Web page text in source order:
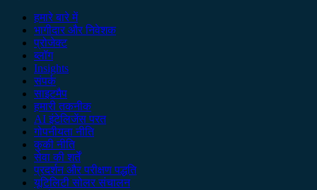
हमारे बारे में
भागीदार और निवेशक
प्रोजेक्ट
ब्लॉग
Insights
संपर्क
साइटमैप
हमारी तकनीक
AI इंटेलिजेंस परत
गोपनीयता नीति
कुकी नीति
सेवा की शर्तें
प्रदर्शन और परीक्षण पद्धति
यूटिलिटी सोलर संचालन